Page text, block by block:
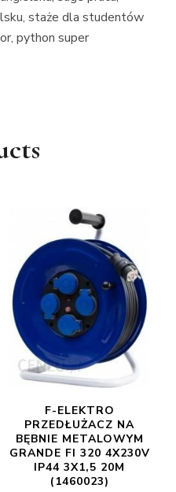
staże dla studentów
python super
F-ELEKTRO
PRZEDŁUŻACZ NA
BĘBNIE METALOWYM
GRANDE FI 320 4X230V
IP44 3X1,5 20M
(1460023)